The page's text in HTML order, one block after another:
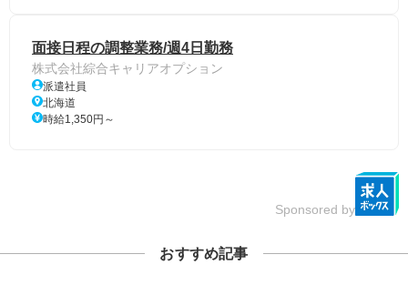
面接日程の調整業務/週4日勤務
株式会社綜合キャリアオプション
派遣社員
北海道
時給1,350円～
Sponsored by
おすすめ記事